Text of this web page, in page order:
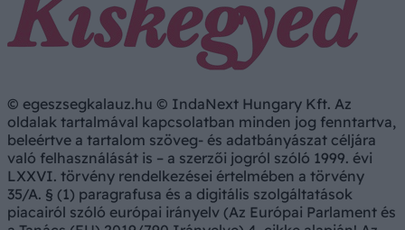
© egeszsegkalauz.hu © IndaNext Hungary Kft. Az
oldalak tartalmával kapcsolatban minden jog fenntartva,
beleértve a tartalom szöveg- és adatbányászat céljára
való felhasználását is – a szerzői jogról szóló 1999. évi
LXXVI. törvény rendelkezései értelmében a törvény
35/A. § (1) paragrafusa és a digitális szolgáltatások
piacairól szóló európai irányelv (Az Európai Parlament és